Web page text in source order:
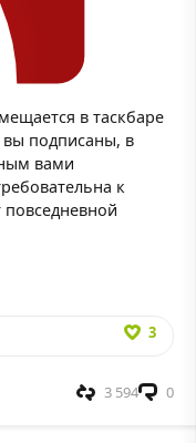
в таскбаре
вы подписаны, в
вами
к
3
0
3 594